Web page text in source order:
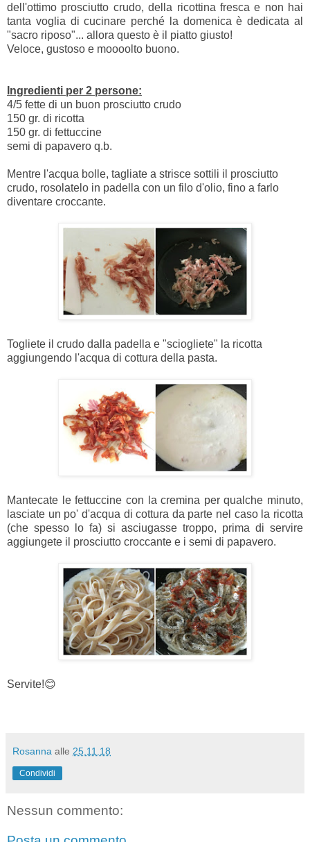
dell'ottimo prosciutto crudo, della ricottina fresca e non hai
tanta voglia di cucinare perché la domenica è dedicata al
"sacro riposo"... allora questo è il piatto giusto!
Veloce, gustoso e moooolto buono.
Ingredienti per 2 persone:
4/5 fette di un buon prosciutto crudo
150 gr. di ricotta
150 gr. di fettuccine
semi di papavero q.b.
Mentre l'acqua bolle, tagliate a strisce sottili il prosciutto
crudo, rosolatelo in padella con un filo d'olio, fino a farlo
diventare croccante.
Togliete il crudo dalla padella e "sciogliete" la ricotta
aggiungendo l'acqua di cottura della pasta.
Mantecate le fettuccine con la cremina per qualche minuto,
lasciate un po' d'acqua di cottura da parte nel caso la ricotta
(che spesso lo fa) si asciugasse troppo, prima di servire
aggiungete il prosciutto croccante e i semi di papavero.
Servite!😊
Rosanna alle 25.11.18
Condividi
Nessun commento: